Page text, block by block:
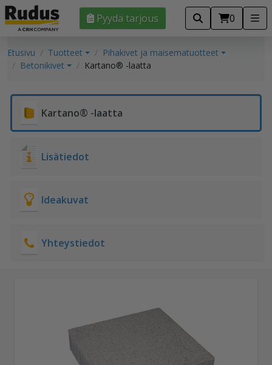
Pyydä tarjous 0
Etusivu Tuotteet
Pihakivet ja maisematuotteet
Betonikivet
Kartano® -laatta
Kartano® -laatta
Lisätiedot
Ideakuvat
Yhteystiedot